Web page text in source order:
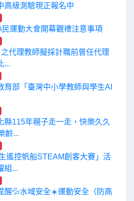
高級測驗現正報名中
運動大會開幕觀禮注意事項
代理教師擬採計職前曾任代理
...
育部「臺灣中小學教師與學生AI
縣115年親子走一走，快樂久久
齡...
遙控帆船STEAM創客大賽」活
組...
醒💦水域安全☀️運動安全（防高